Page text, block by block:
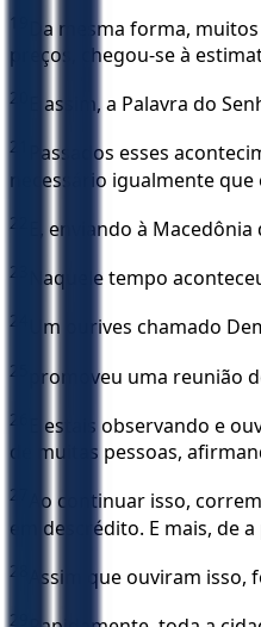
19
Da mesma forma,
preços, chegou-se à
20 E assim, a Palavra do
21
Passados esses
necessário igualmente que
22 E, enviando à
23 Naquele tempo
24 Um ourives chamado
25 promoveu uma reunião
26
E estais observando e
de muitas pessoas,
27
Ao continuar isso,
em descrédito. E mais, de
28 Assim que ouviram
29